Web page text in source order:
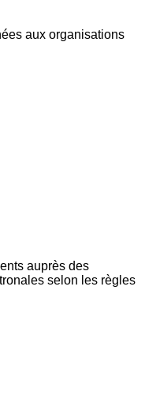
aux organisations
auprès des
selon les règles